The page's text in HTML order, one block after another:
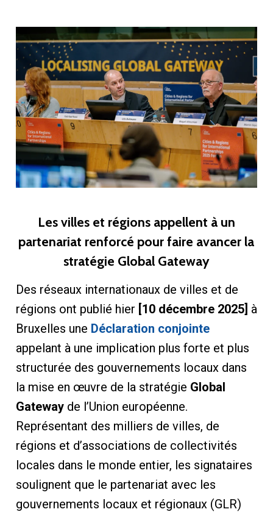
Les villes et régions appellent à un
partenariat renforcé pour faire avancer la
stratégie Global Gateway
Des réseaux internationaux de villes et de
régions ont publié hier [10 décembre 2025] à
Bruxelles une Déclaration conjointe
appelant à une implication plus forte et plus
structurée des gouvernements locaux dans
la mise en œuvre de la stratégie Global
Gatewayde l’Union européenne.
Représentant des milliers de villes, de
régions et d’associations de collectivités
locales dans le monde entier, les signataires
soulignent que le partenariat avec les
gouvernements locaux et régionaux (GLR)